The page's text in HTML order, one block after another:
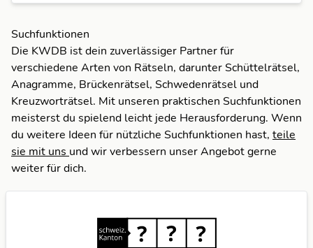
Suchfunktionen
Die KWDB ist dein zuverlässiger Partner für
verschiedene Arten von Rätseln, darunter Schüttelrätsel,
Anagramme, Brückenrätsel, Schwedenrätsel und
Kreuzworträtsel. Mit unseren praktischen Suchfunktionen
meisterst du spielend leicht jede Herausforderung. Wenn
du weitere Ideen für nützliche Suchfunktionen hast, teile
sie mit uns und wir verbessern unser Angebot gerne
weiter für dich.